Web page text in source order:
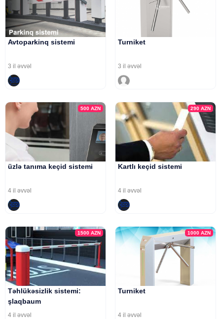
Avtoparkinq sistemi
3 il əvvəl
Turniket
3 il əvvəl
500AZN
üzlə tanıma keçid sistemi
4 il əvvəl
290 AZN
Kartlı keçid sistemi
4 il əvvəl
1500AZN
Təhlükəsizlik sistemi:
şlaqbaum
4 il əvvəl
1000 AZN
Turniket
4 il əvvəl